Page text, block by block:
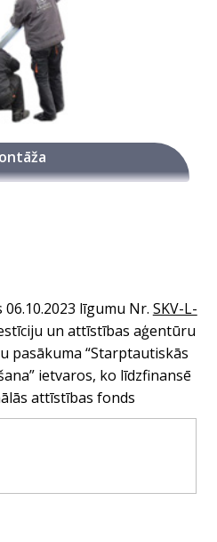
06.10.2023 līgumu Nr. SKV-L-
un attīstības aģentūru
pasākuma “Starptautiskās
ietvaros, ko līdzfinansē
attīstības fonds